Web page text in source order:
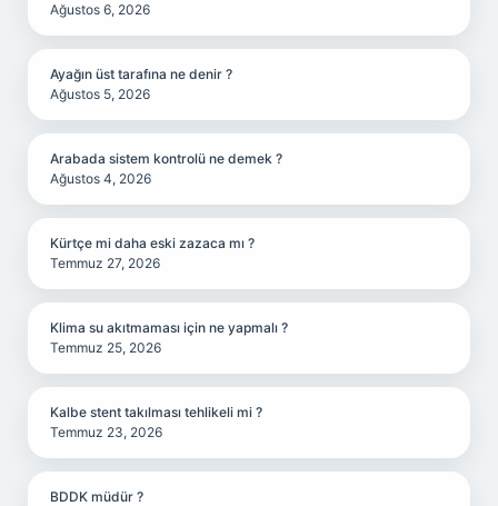
Ağustos 6, 2026
Ayağın üst tarafına ne denir ?
Ağustos 5, 2026
Arabada sistem kontrolü ne demek ?
Ağustos 4, 2026
Kürtçe mi daha eski zazaca mı ?
Temmuz 27, 2026
Klima su akıtmaması için ne yapmalı ?
Temmuz 25, 2026
Kalbe stent takılması tehlikeli mi ?
Temmuz 23, 2026
BDDK müdür ?